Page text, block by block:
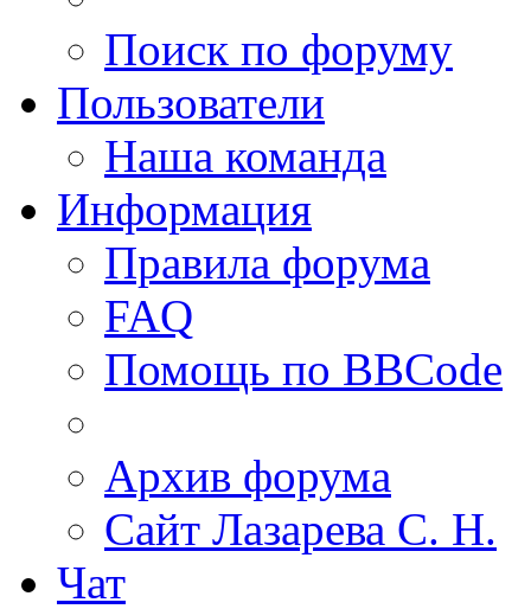
Поиск по форуму
Пользователи
Наша команда
Информация
Правила форума
FAQ
Помощь по BBCode
Архив форума
Сайт Лазарева С. Н.
Чат